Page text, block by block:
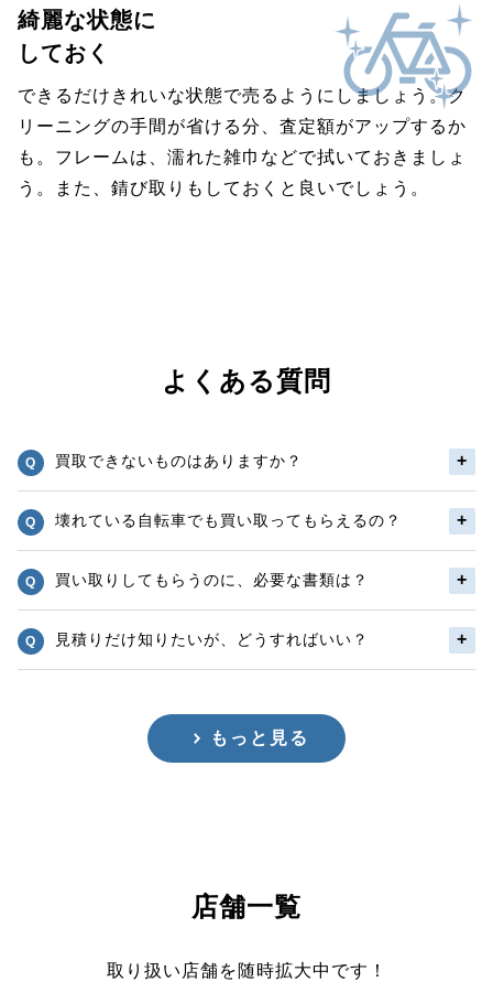
綺麗な状態に
しておく
できるだけきれいな状態で売るようにしましょう。ク
リーニングの手間が省ける分、査定額がアップするか
も。フレームは、濡れた雑巾などで拭いておきましょ
う。また、錆び取りもしておくと良いでしょう。
よくある質問
買取できないものはありますか？
壊れている自転車でも買い取ってもらえるの？
買い取りしてもらうのに、必要な書類は？
見積りだけ知りたいが、どうすればいい？
もっと見る
店舗一覧
取り扱い店舗を随時拡大中です！